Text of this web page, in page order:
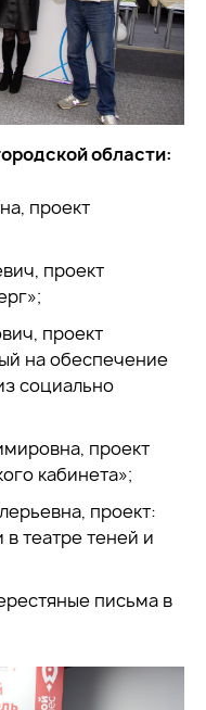
области:
проект
проект
проект
на обеспечение
социально
проект
кабинета»;
проект:
театре теней и
письма в